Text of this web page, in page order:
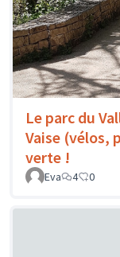
Le parc du
Vaise (vélos,
verte !
Eva 4 0